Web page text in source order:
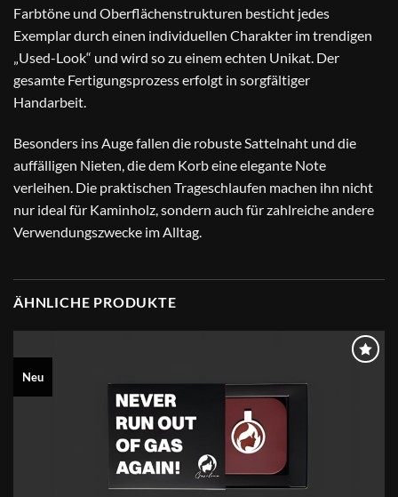
Farbtöne und Oberflächenstrukturen besticht jedes
Exemplar durch einen individuellen Charakter im trendigen
„Used-Look“ und wird so zu einem echten Unikat. Der
gesamte Fertigungsprozess erfolgt in sorgfältiger
Handarbeit.
Besonders ins Auge fallen die robuste Sattelnaht und die
auffälligen Nieten, die dem Korb eine elegante Note
verleihen. Die praktischen Trageschlaufen machen ihn nicht
nur ideal für Kaminholz, sondern auch für zahlreiche andere
Verwendungszwecke im Alltag.
ÄHNLICHE PRODUKTE
Neu